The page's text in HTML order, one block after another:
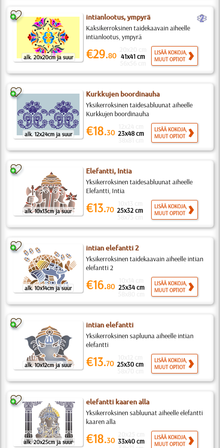
alk. 20x20cm ja suur
intianlootus, ympyrä b
Kaksikerroksinen taidekaavain aiheelle
intianlootus, ympyrä
€29.80 41x41 cm
LISÄÄ KOKOJA,
MUUT OPTIOT
alk. 12x24cm ja suur
Kurkkujen boordinauha
Yksikerroksinen taidesabluunat aiheelle
Kurkkujen boordinauha
€18.30 23x48 cm
LISÄÄ KOKOJA,
MUUT OPTIOT
alk. 10x13cm ja suur
Elefantti, Intia
Yksikerroksinen taidesabluunat aiheelle
Elefantti, Intia
€13.70 25x32 cm
LISÄÄ KOKOJA,
MUUT OPTIOT
alk. 10x14cm ja suur
intian elefantti 2
Yksikerroksinen taidekaavain aiheelle intian
elefantti 2
€16.80 25x34 cm
LISÄÄ KOKOJA,
MUUT OPTIOT
alk. 10x12cm ja suur
intian elefantti
Yksikerroksinen sapluuna aiheelle intian
elefantti
€13.70 25x30 cm
LISÄÄ KOKOJA,
MUUT OPTIOT
alk. 20x25cm ja suur
elefantti kaaren alla
Yksikerroksinen sabluunat aiheelle elefantti
kaaren alla
€18.30 33x40 cm
LISÄÄ KOKOJA,
MUUT OPTIOT